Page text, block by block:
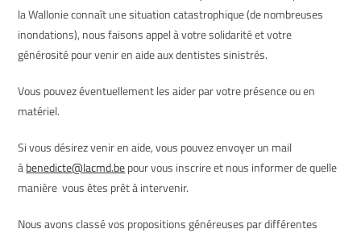
la Wallonie connaît une situation catastrophique (de nombreuses
inondations), nous faisons appel à votre solidarité et votre
générosité pour venir en aide aux dentistes sinistrés.
Vous pouvez éventuellement les aider par votre présence ou en
matériel.
Si vous désirez venir en aide, vous pouvez envoyer un mail
àbenedicte@lacmd.bepour vous inscrire et nous informer de quelle
manière vous êtes prêt à intervenir.
Nous avons classé vos propositions généreuses par différentes